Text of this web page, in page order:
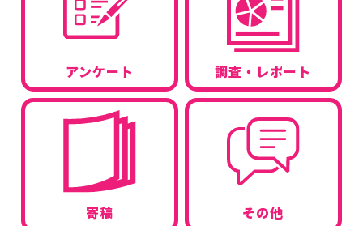
アンケート 調査・レポート
寄稿 その他